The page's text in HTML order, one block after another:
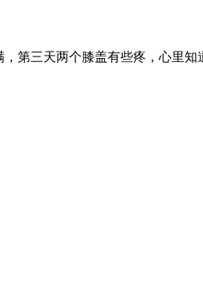
第三天两个膝盖有些疼，心里